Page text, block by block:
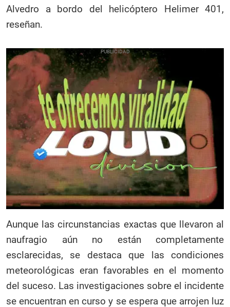
Alvedro a bordo del helicóptero Helimer 401,
reseñan.
Aunque las circunstancias exactas que llevaron al
naufragio aún no están completamente
esclarecidas, se destaca que las condiciones
meteorológicas eran favorables en el momento
del suceso. Las investigaciones sobre el incidente
se encuentran en curso y se espera que arrojen luz